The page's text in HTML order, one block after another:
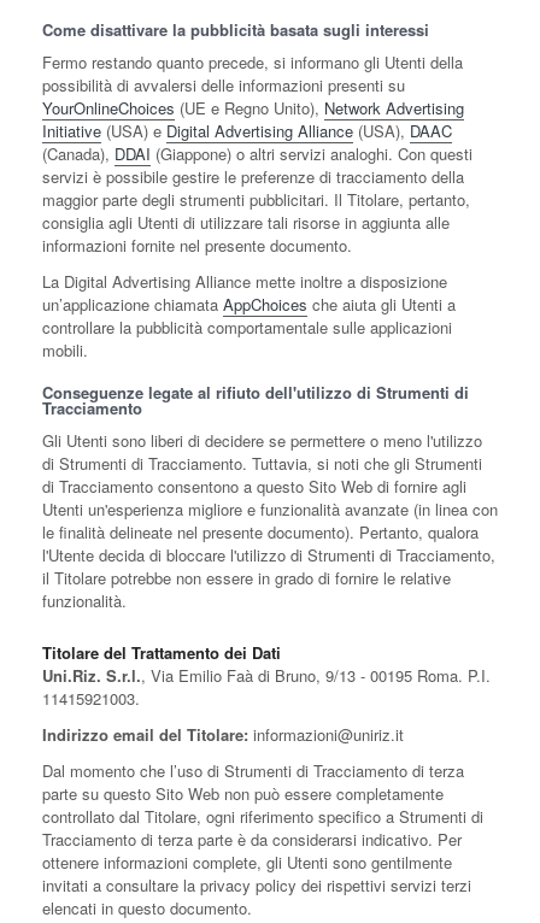
Come disattivare la pubblicità basata sugli interessi
Fermo restando quanto precede, si informano gli Utenti della
possibilità di avvalersi delle informazioni presenti su
YourOnlineChoices (UE e Regno Unito), Network Advertising
Initiative (USA) e Digital Advertising Alliance (USA), DAAC
(Canada), DDAI (Giappone) o altri servizi analoghi. Con questi
servizi è possibile gestire le preferenze di tracciamento della
maggior parte degli strumenti pubblicitari. Il Titolare, pertanto,
consiglia agli Utenti di utilizzare tali risorse in aggiunta alle
informazioni fornite nel presente documento.
La Digital Advertising Alliance mette inoltre a disposizione
un’applicazione chiamata AppChoices che aiuta gli Utenti a
controllare la pubblicità comportamentale sulle applicazioni
mobili.
Conseguenze legate al rifiuto dell'utilizzo di Strumenti di
Tracciamento
Gli Utenti sono liberi di decidere se permettere o meno l'utilizzo
di Strumenti di Tracciamento. Tuttavia, si noti che gli Strumenti
di Tracciamento consentono a questo Sito Web di fornire agli
Utenti un'esperienza migliore e funzionalità avanzate (in linea con
le finalità delineate nel presente documento). Pertanto, qualora
l'Utente decida di bloccare l'utilizzo di Strumenti di Tracciamento,
il Titolare potrebbe non essere in grado di fornire le relative
funzionalità.
Titolare del Trattamento dei Dati
Uni.Riz. S.r.l., Via Emilio Faà di Bruno, 9/13 - 00195 Roma. P.I.
11415921003.
Indirizzo email del Titolare: informazioni@uniriz.it
Dal momento che l’uso di Strumenti di Tracciamento di terza
parte su questo Sito Web non può essere completamente
controllato dal Titolare, ogni riferimento specifico a Strumenti di
Tracciamento di terza parte è da considerarsi indicativo. Per
ottenere informazioni complete, gli Utenti sono gentilmente
invitati a consultare la privacy policy dei rispettivi servizi terzi
elencati in questo documento.